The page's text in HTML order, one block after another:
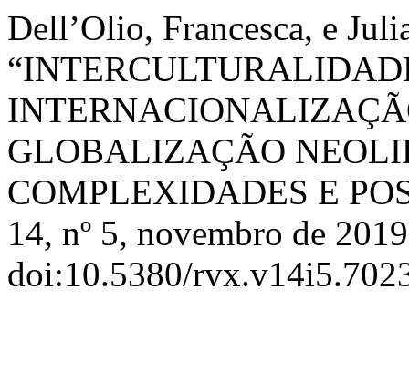
Dell’Olio, Francesca, e
GLOBALIZAÇÃO
COMPLEXIDADES E
14, nº 5, novembro de
doi:10.5380/